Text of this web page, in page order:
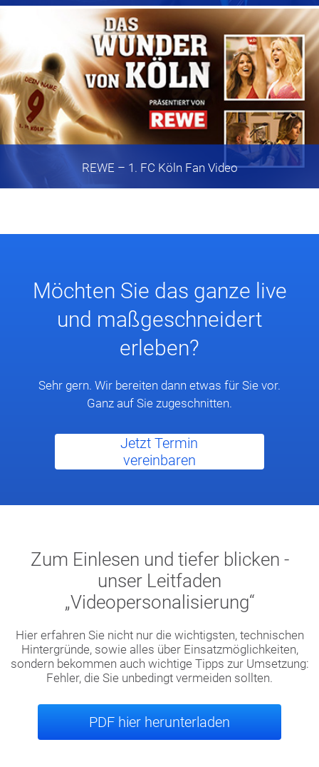
REWE – 1. FC Köln Fan Video
Möchten Sie das ganze live
und maßgeschneidert
erleben?
Sehr gern. Wir bereiten dann etwas für Sie vor.
Ganz auf Sie zugeschnitten.
Jetzt Termin
vereinbaren
Zum Einlesen und tiefer blicken -
unser Leitfaden
„Videopersonalisierung“
Hier erfahren Sie nicht nur die wichtigsten, technischen
Hintergründe, sowie alles über Einsatzmöglichkeiten,
sondern bekommen auch wichtige Tipps zur Umsetzung:
Fehler, die Sie unbedingt vermeiden sollten.
PDF hier herunterladen